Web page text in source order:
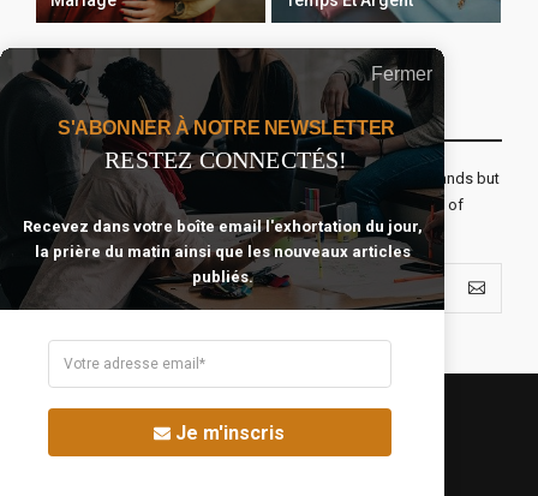
Recevoir Notre Newsletter Chaque Matin
The real voyage of discovery consists not in seeking new lands but
seeing with new eyes. All journeys have secret destinations of
which the traveler is unaware.
Fermer
S'ABONNER À NOTRE NEWSLETTER
RESTEZ CONNECTÉS!
Recevez dans votre boîte email l'exhortation du jour,
la prière du matin ainsi que les nouveaux articles
publiés.
Je m'inscris